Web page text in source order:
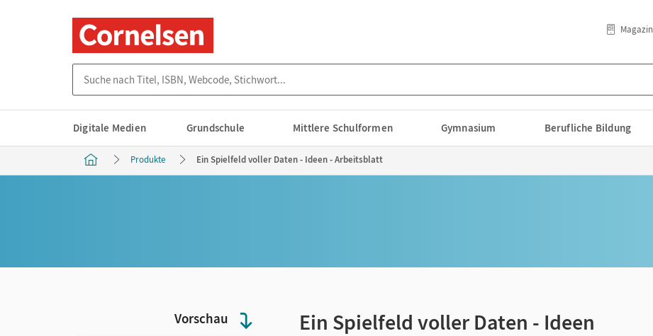
Magazin
Digitale Medien Grundschule Mittlere Schulformen Gymnasium Berufliche Bildung
Produkte Ein Spielfeld voller Daten - Ideen - Arbeitsblatt
Vorschau Ein Spielfeld voller Daten - Ideen